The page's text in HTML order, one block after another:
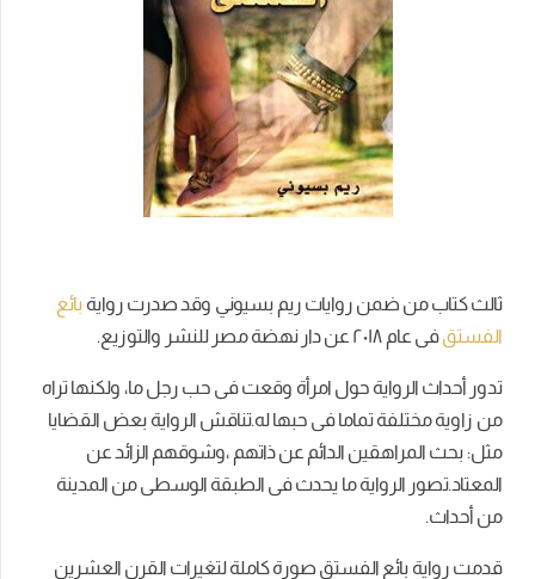
ثالث كتاب من ضمن روايات ريم بسيوني وقد صدرت رواية بائع
الفستقفى عام ٢۰١٨ عن دار نهضة مصر للنشر والتوزيع.
تدور أحداث الرواية حول امرأة وقعت فى حب رجل ما، ولكنها تراه
من زاوية مختلفة تماما فى حبها له.تناقش الرواية بعض القضايا
مثل: بحث المراهقين الدائم عن ذاتهم ،وشوقهم الزائد عن
المعتاد.تصور الرواية ما يحدث فى الطبقة الوسطى من المدينة
من أحداث.
قدمت رواية بائع الفستق صورة كاملة لتغيرات القرن العشرين